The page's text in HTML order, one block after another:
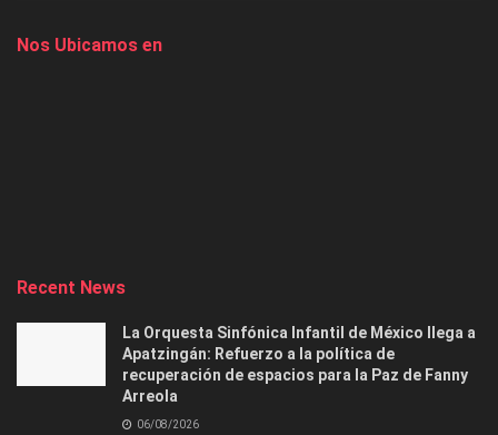
Nos Ubicamos en
Recent News
La Orquesta Sinfónica Infantil de México llega a
Apatzingán: Refuerzo a la política de
recuperación de espacios para la Paz de Fanny
Arreola
06/08/2026